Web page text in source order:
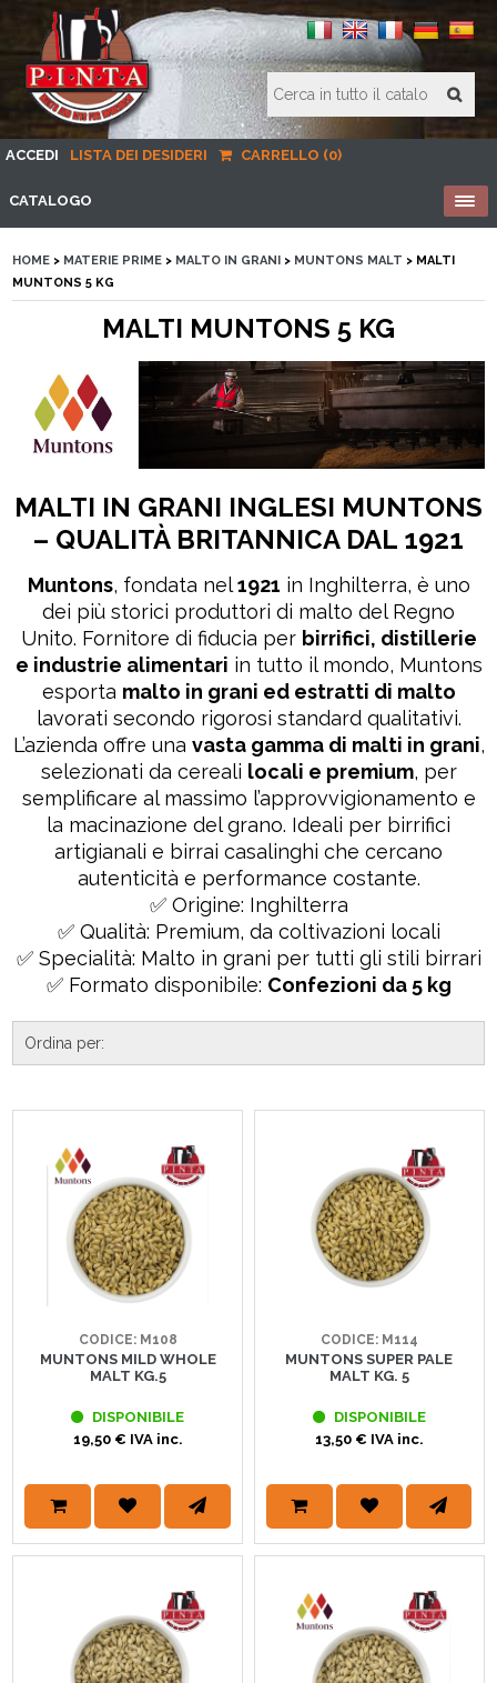
ACCEDI LISTA DEI DESIDERI CARRELLO (0)
CATALOGO
HOME > MATERIE PRIME > MALTO IN GRANI > MUNTONS MALT > MALTI
MUNTONS 5 KG
MALTI MUNTONS 5 KG
MALTI IN GRANI INGLESI MUNTONS
– QUALITÀ BRITANNICA DAL 1921
Muntons, fondata nel1921 in Inghilterra, è uno
dei più storici produttori di malto del Regno
Unito. Fornitore di fiducia per birrifici, distillerie
e industrie alimentari in tutto il mondo, Muntons
esporta malto in grani ed estratti di malto
lavorati secondo rigorosi standard qualitativi.
L’azienda offre una vasta gamma di malti in grani,
selezionati da cereali locali e premium, per
semplificare al massimo l’approvvigionamento e
la macinazione del grano. Ideali per birrifici
artigianali e birrai casalinghi che cercano
autenticità e performance costante.
✅ Origine: Inghilterra
✅ Qualità: Premium, da coltivazioni locali
✅ Specialità: Malto in grani per tutti gli stili birrari
✅ Formato disponibile: Confezioni da 5 kg
CODICE: M108
MUNTONS MILD WHOLE
MALT KG.5
DISPONIBILE
19,50 € IVA inc.
CODICE: M114
MUNTONS SUPER PALE
MALT KG. 5
DISPONIBILE
13,50 € IVA inc.